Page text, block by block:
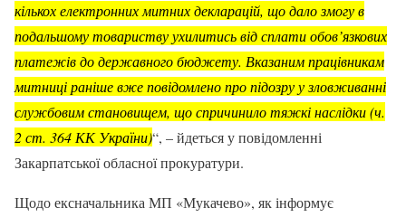
кількох електронних митних декларацій, що дало змогу в
подальшому товариству ухилитись від сплати обов’язкових
платежів до державного бюджету. Вказаним працівникам
митниці раніше вже повідомлено про підозру у зловживанні
службовим становищем, що спричинило тяжкі наслідки (ч.
2 ст. 364 КК України)“, – йдеться у повідомленні
Закарпатської обласної прокуратури.
Щодо ексначальника МП «Мукачево», як інформує